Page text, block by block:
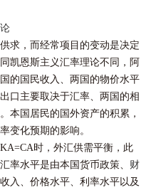
，而经常项目的变动是决定
凯恩斯主义汇率理论不同，阿
的国民收入、两国的物价水平
口主要取决于汇率、两国的相
本国居民的国外资产的积累，
变化预期的影响。
时，外汇供需平衡，此
率水平是由本国货币政策、 财
入、价格水平、利率水平以及